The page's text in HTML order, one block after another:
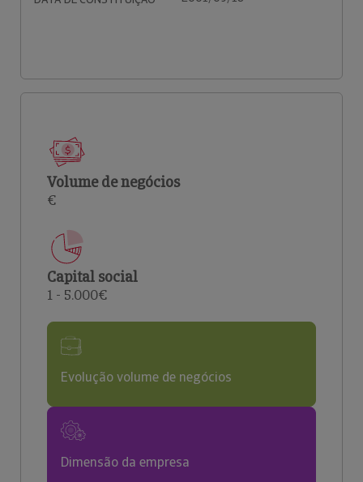
Volume de negócios
€
Capital social
1 - 5.000€
Evolução volume de negócios
Dimensão da empresa